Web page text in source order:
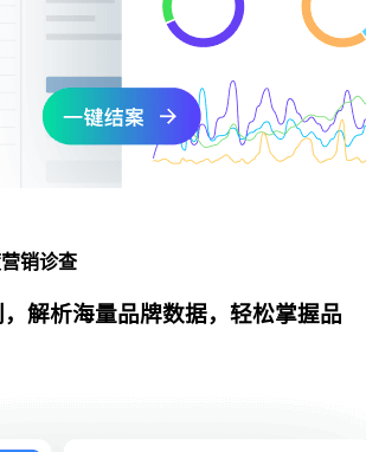
销诊查
解析海量品牌数据，轻松掌握品